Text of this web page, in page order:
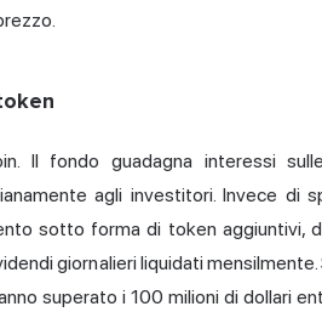
Il fondo guadagna interessi
agli investitori. Invece di
sotto forma di token aggiuntivi,
giornalieri liquidati mensilmente.
superato i 100 milioni di dollari